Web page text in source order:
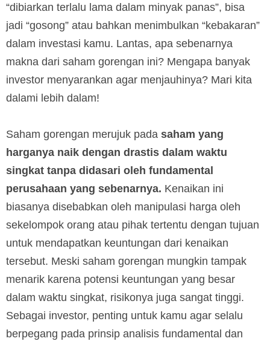
“dibiarkan terlalu lama dalam minyak panas”, bisa
jadi “gosong” atau bahkan menimbulkan “kebakaran”
dalam investasi kamu. Lantas, apa sebenarnya
makna dari saham gorengan ini? Mengapa banyak
investor menyarankan agar menjauhinya? Mari kita
dalami lebih dalam!
Saham gorengan merujuk pada saham yang
harganya naik dengan drastis dalam waktu
singkat tanpa didasari oleh fundamental
perusahaan yang sebenarnya. Kenaikan ini
biasanya disebabkan oleh manipulasi harga oleh
sekelompok orang atau pihak tertentu dengan tujuan
untuk mendapatkan keuntungan dari kenaikan
tersebut. Meski saham gorengan mungkin tampak
menarik karena potensi keuntungan yang besar
dalam waktu singkat, risikonya juga sangat tinggi.
Sebagai investor, penting untuk kamu agar selalu
berpegang pada prinsip analisis fundamental dan